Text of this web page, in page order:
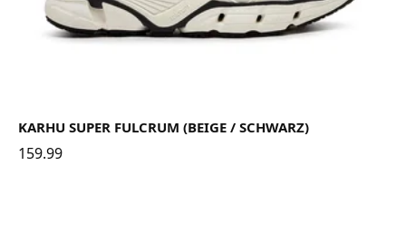
KARHU SUPER FULCRUM (BEIGE / SCHWARZ)
159.99